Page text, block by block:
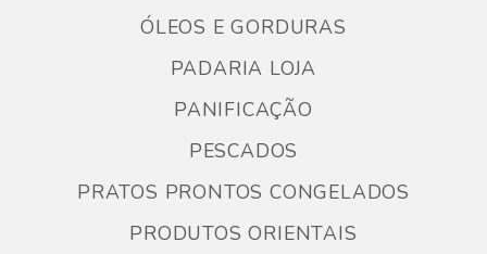
ÓLEOS E GORDURAS
PADARIA LOJA
PANIFICAÇÃO
PESCADOS
PRATOS PRONTOS CONGELADOS
PRODUTOS ORIENTAIS